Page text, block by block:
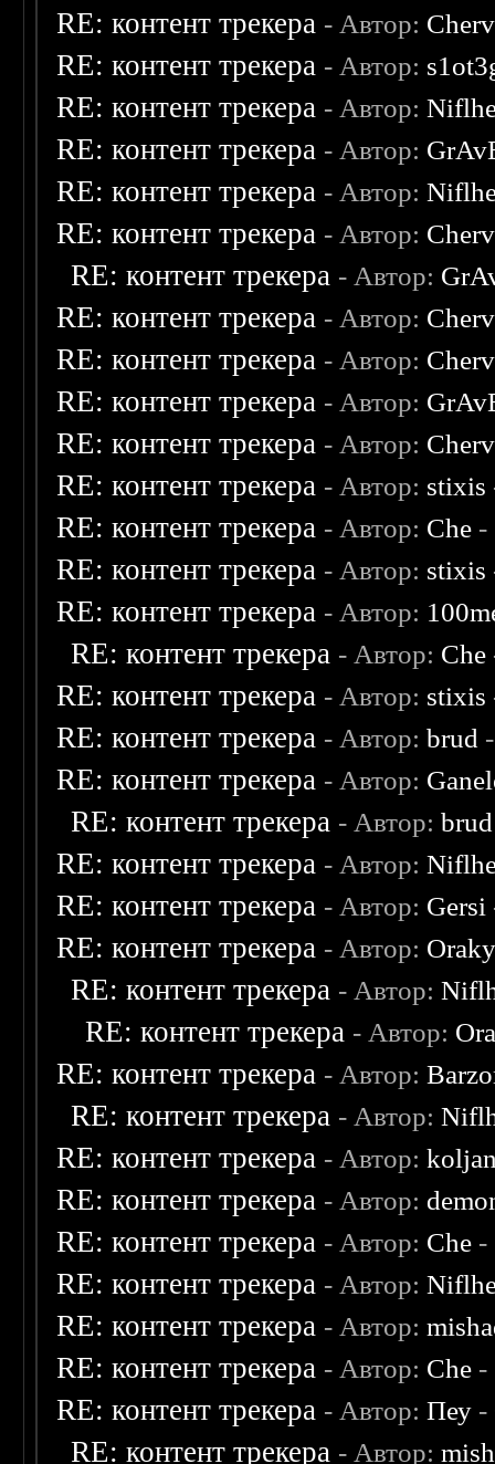
RE: контент трекера - Автор:
RE: контент трекера - Автор:
RE: контент трекера - Автор:
RE: контент трекера - Автор:
RE: контент трекера - Автор:
RE: контент трекера - Автор:
RE: контент трекера - Автор:
RE: контент трекера - Автор:
RE: контент трекера - Автор:
RE: контент трекера - Автор:
RE: контент трекера - Автор:
RE: контент трекера - Автор: stixis
RE: контент трекера - Автор: Che -
RE: контент трекера - Автор: stixis
RE: контент трекера - Автор:
RE: контент трекера - Автор: Che
RE: контент трекера - Автор: stixis
RE: контент трекера - Автор:brud
RE: контент трекера - Автор:
RE: контент трекера - Автор:brud
RE: контент трекера - Автор:
RE: контент трекера - Автор: Gersi
RE: контент трекера - Автор:
RE: контент трекера - Автор:
RE: контент трекера - Автор:
RE: контент трекера - Автор:
RE: контент трекера - Автор:
RE: контент трекера - Автор:
RE: контент трекера - Автор:
RE: контент трекера - Автор: Che -
RE: контент трекера - Автор:
RE: контент трекера - Автор:
RE: контент трекера - Автор: Che -
RE: контент трекера - Автор:Пеу -
RE: контент трекера - Автор: